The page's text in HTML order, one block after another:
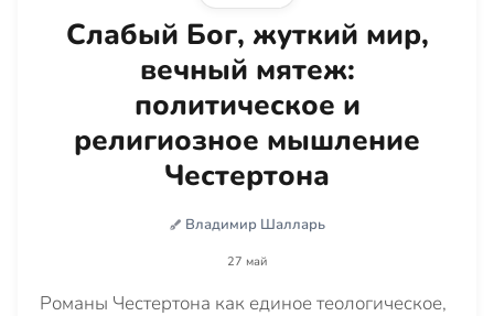
Слабый Бог, жуткий мир,
вечный мятеж:
политическое и
религиозное мышление
Честертона
Владимир Шалларь
27 май
Романы Честертона как единое теологическое,